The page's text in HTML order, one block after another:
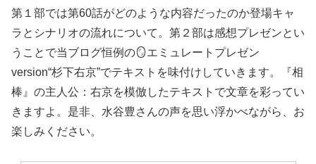
第１部では第60話がどのような内容だったのか登場キャ
ラとシナリオの流れについて。第２部は感想プレゼンとい
うことで当ブログ恒例の🪞エミュレートプレゼン
version“杉下右京”でテキストを味付けしていきます。『相
棒』の主人公：右京を模倣したテキストで文章を彩ってい
きますよ。是非、水谷豊さんの声を思い浮かべながら、お
楽しみください。